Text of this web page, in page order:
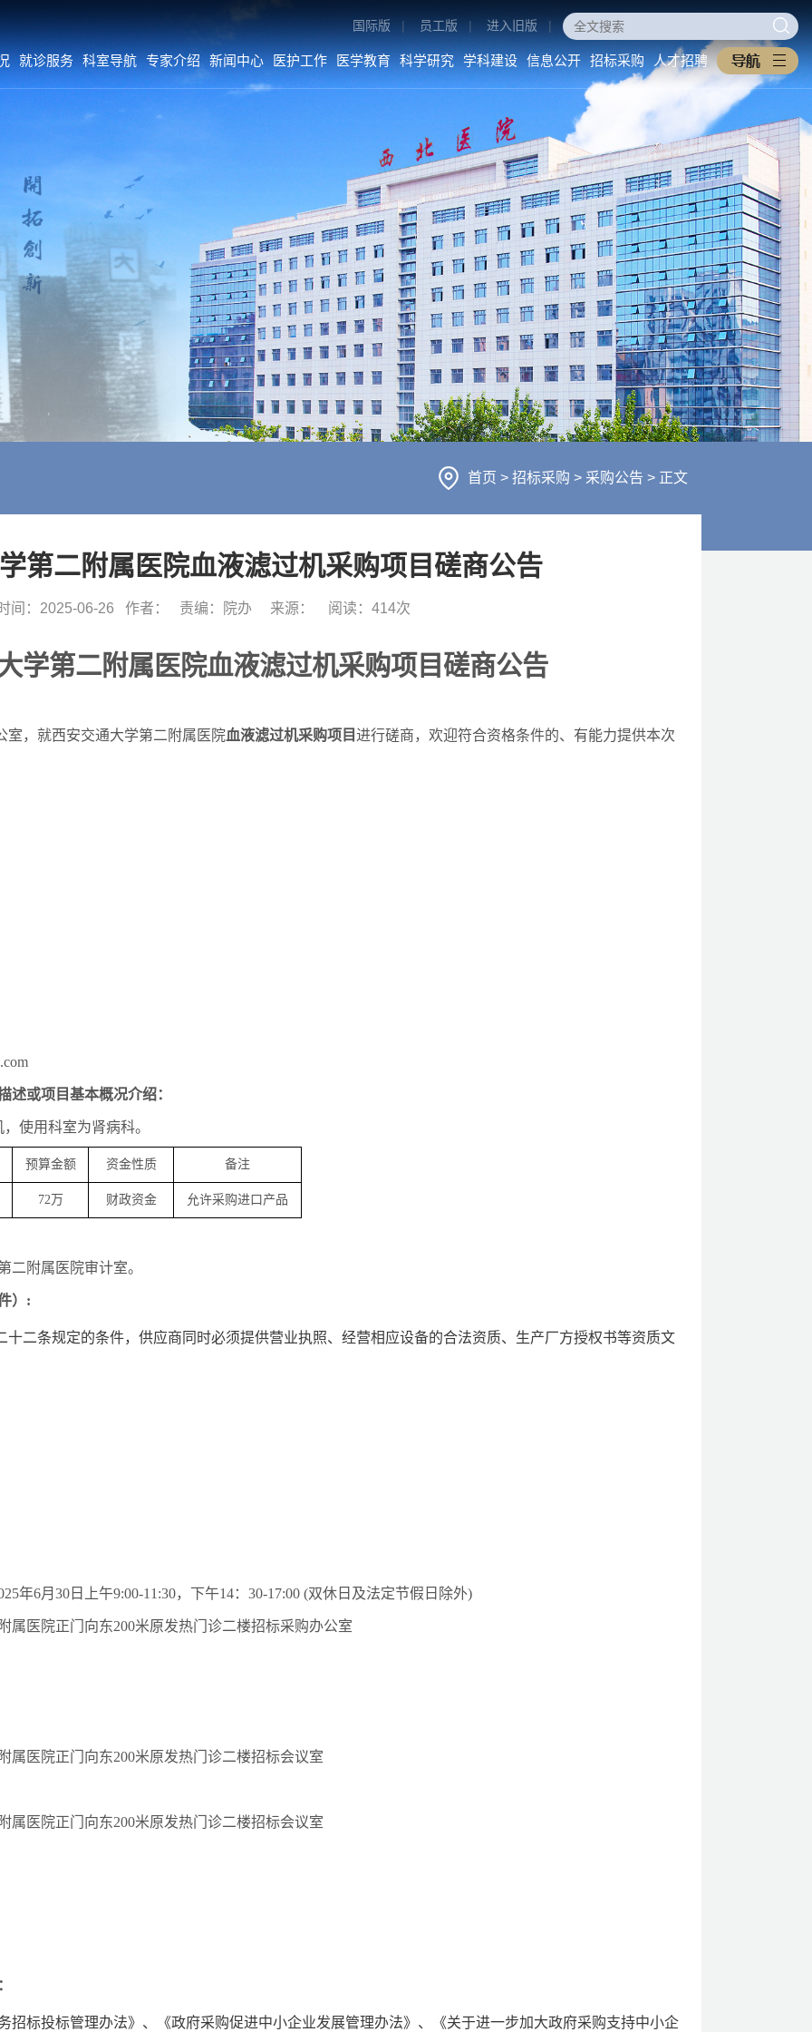
外科系统
医技•平台
病院•中心
科室动态
人文关怀
媒体二院
公告
数字院报
护理动态
医学教育
本科生教育
研究生教育
住培专培
继续教育
教学之窗
规章制度
下载专区
科学研究
科研动态
科研管理
学科建设
重点学科
医工交叉
中西医协同旗舰医院
信息公开
医院概况
医院环境
行风建设
招标采购
采购公告
中标公告
人才招聘
国际版 | 员工版 | 进入旧版 |
就诊服务 科室导航 专家介绍 新闻中心 医护工作 医学教育 科学研究 学科建设 信息公开 招标采购 人才招聘
首页 > 招标采购 > 采购公告 > 正文
第二附属医院血液滤过机采购项目磋商公告
间：2025-06-26 作者： 责编：院办 来源： 阅读： 414次
学第二附属医院血液滤过机采购项目 磋商公告
室，就西安交通大学第二附属医院血液滤过机采购项目进行磋商，欢迎符合资格条件的、有能力提供本次
述或项目基本概况介绍：
使用科室为肾病科。
预算金额 资金性质 备注
72万 财政资金 允许采购进口产品
二附属医院审计室。
） :
二条规定的条件，供应商同时必须提供营业执照、经营相应设备的合法资质、生产厂方授权书等资质文
5年6月30 日上午9:00-11:30，下午14： 30-17:00 (双休日及法定节假日除外)
属医院正门向东200米原发热门诊二楼招标采购办公室
属医院正门向东200米原发热门诊二楼招标会议室
属医院正门向东200米原发热门诊二楼招标会议室
招标投标管理办法》、《政府采购促进中小企业发展管理办法》、《关于进一步加大政府采购支持中小企